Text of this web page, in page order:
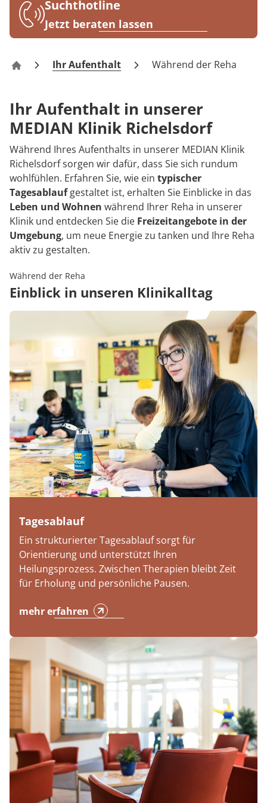
Karriere
Suchthotline
Jetzt beraten lassen
Klinik Richelsdorf
Ihr Aufenthalt Während der Reha
Ihr Aufenthalt in unserer
MEDIAN Klinik Richelsdorf
Während Ihres Aufenthalts in unserer MEDIAN Klinik
Richelsdorf sorgen wir dafür, dass Sie sich rundum
wohlfühlen. Erfahren Sie, wie ein typischer
Tagesablaufgestaltet ist, erhalten Sie Einblicke in das
Leben und Wohnen während Ihrer Reha in unserer
Klinik und entdecken Sie die Freizeitangebote in der
Umgebung, um neue Energie zu tanken und Ihre Reha
aktiv zu gestalten.
Während der Reha
Einblick in unseren Klinikalltag
Tagesablauf
Ein strukturierter Tagesablauf sorgt für
Orientierung und unterstützt Ihren
Heilungsprozess. Zwischen Therapien bleibt Zeit
für Erholung und persönliche Pausen.
mehr erfahren